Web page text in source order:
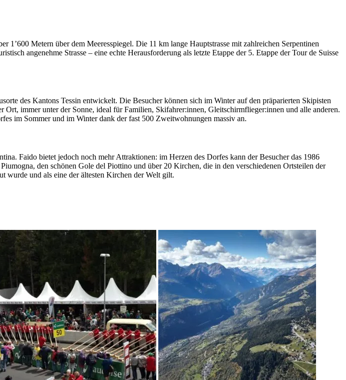
Metern über dem Meeresspiegel. Die 11 km lange Hauptstrasse mit zahlreichen Serpentinen
angenehme Strasse – eine echte Herausforderung als letzte Etappe der 5. Etappe der Tour de Suisse
des Kantons Tessin entwickelt. Die Besucher können sich im Winter auf den präparierten Skipisten
immer unter der Sonne, ideal für Familien, Skifahrer:innen, Gleitschirmflieger:innen und alle anderen.
im Sommer und im Winter dank der fast 500 Zweitwohnungen massiv an.
Faido bietet jedoch noch mehr Attraktionen: im Herzen des Dorfes kann der Besucher das 1986
den schönen Gole del Piottino und über 20 Kirchen, die in den verschiedenen Ortsteilen der
wurde und als eine der ältesten Kirchen der Welt gilt.